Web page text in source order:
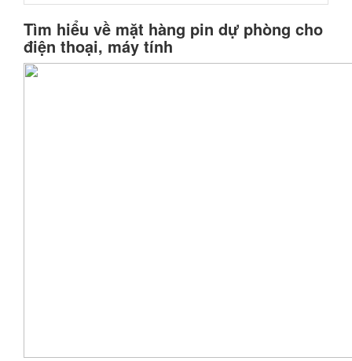
Tìm hiểu về mặt hàng pin dự phòng cho
điện thoại, máy tính